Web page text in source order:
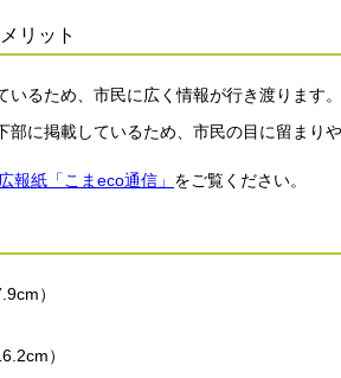
リット
いるため、市民に広く情報が行き渡ります。
部に掲載しているため、市民の目に留まり
報紙「こまeco通信」 をご覧ください。
）
）